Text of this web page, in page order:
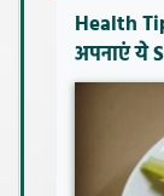
Health
अपनाएं ये